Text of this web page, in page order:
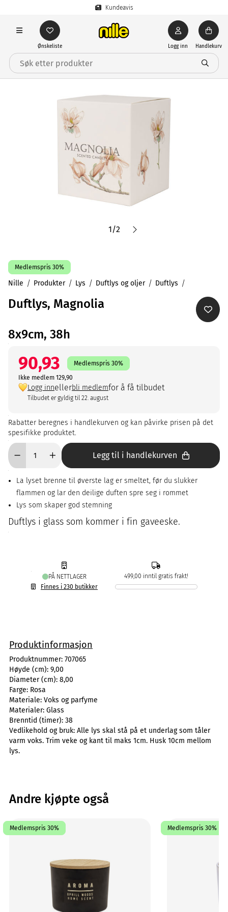
Kundeavis
Ønskeliste Logg inn Handlekurv
1/2
Medlemspris 30%
Nille Produkter Lys Duftlys og oljer Duftlys
Duftlys, Magnolia
8x9cm, 38h
90,93
Medlemspris 30%
Ikke medlem 129,90
Logg innellerbli medlemfor å få tilbudet
Tilbudet er gyldig til 22. august
Rabatter beregnes i handlekurven og kan påvirke prisen på det
spesifikke produktet.
Legg til i handlekurven
La lyset brenne til øverste lag er smeltet, før du slukker
flammen og lar den deilige duften spre seg i rommet
Lys som skaper god stemning
Duftlys i glass som kommer i fin gaveeske.
PÅ NETTLAGER
Finnes i 230 butikker
499,00 inntil gratis frakt!
Produktinformasjon
Produktnummer: 707065
Høyde (cm): 9,00
Diameter (cm): 8,00
Farge: Rosa
Materiale: Voks og parfyme
Materialer: Glass
Brenntid (timer): 38
Vedlikehold og bruk: Alle lys skal stå på et underlag som tåler
varm voks. Trim veke og kant til maks 1cm. Husk 10cm mellom
lys.
Andre kjøpte også
Medlemspris 30% Medlemspris 30%